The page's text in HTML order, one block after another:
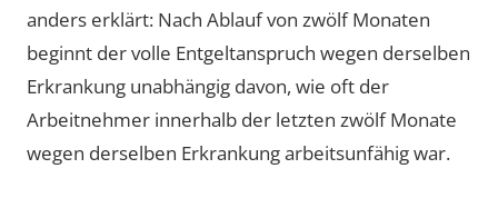
anders erklärt: Nach Ablauf von zwölf Monaten
beginnt der volle Entgeltanspruch wegen derselben
Erkrankung unabhängig davon, wie oft der
Arbeitnehmer innerhalb der letzten zwölf Monate
wegen derselben Erkrankung arbeitsunfähig war.